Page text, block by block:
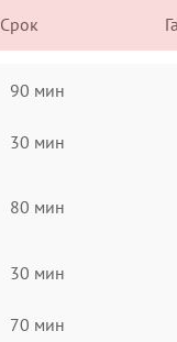
Срок
90 мин
30 мин
80 мин
30 мин
70 мин